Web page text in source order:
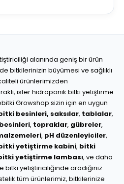
alanında geniş bir ürün
bitkilerinizin büyümesi ve sağlıklı
ürünlerimizden
ister hidroponik bitki yetiştirme
Growshop sizin için en uygun
besinleri, saksılar, tablalar,
, topraklar, gübreler,
, pH düzenleyiciler,
yetiştirme kabini, bitki
yetiştirme lambası, ve daha
yetiştiriciliğinde aradığınız
tüm ürünlerimiz, bitkilerinize